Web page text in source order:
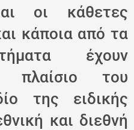
οι κάθετες
κάποια από τα
έχουν
πλαίσιο του
της ειδικής
και διεθνή